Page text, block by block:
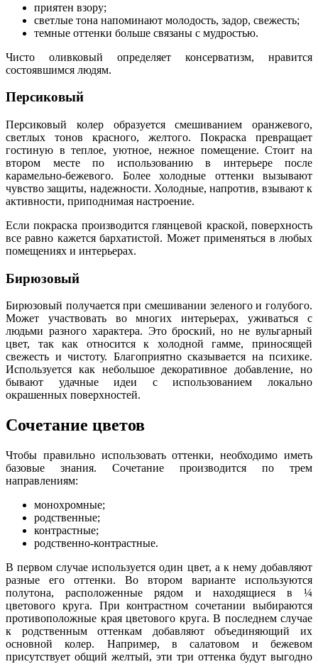
приятен взору;
светлые тона напоминают молодость, задор, свежесть;
темные оттенки больше связаны с мудростью.
Чисто оливковый определяет консерватизм, нравится
состоявшимся людям.
Персиковый
Персиковый колер образуется смешиванием оранжевого,
светлых тонов красного, желтого. Покраска превращает
гостиную в теплое, уютное, нежное помещение. Стоит на
втором месте по использованию в интерьере после
карамельно-бежевого. Более холодные оттенки вызывают
чувство защиты, надежности. Холодные, напротив, взывают к
активности, приподнимая настроение.
Если покраска производится глянцевой краской, поверхность
все равно кажется бархатистой. Может применяться в любых
помещениях и интерьерах.
Бирюзовый
Бирюзовый получается при смешивании зеленого и голубого.
Может участвовать во многих интерьерах, уживаться с
людьми разного характера. Это броский, но не вульгарный
цвет, так как относится к холодной гамме, приносящей
свежесть и чистоту. Благоприятно сказывается на психике.
Используется как небольшое декоративное добавление, но
бывают удачные идеи с использованием локально
окрашенных поверхностей.
Сочетание цветов
Чтобы правильно использовать оттенки, необходимо иметь
базовые знания. Сочетание производится по трем
направлениям:
монохромные;
родственные;
контрастные;
родственно-контрастные.
В первом случае используется один цвет, а к нему добавляют
разные его оттенки. Во втором варианте используются
полутона, расположенные рядом и находящиеся в ¼
цветового круга. При контрастном сочетании выбираются
противоположные края цветового круга. В последнем случае
к родственным оттенкам добавляют объединяющий их
основной колер. Например, в салатовом и бежевом
присутствует общий желтый, эти три оттенка будут выгодно